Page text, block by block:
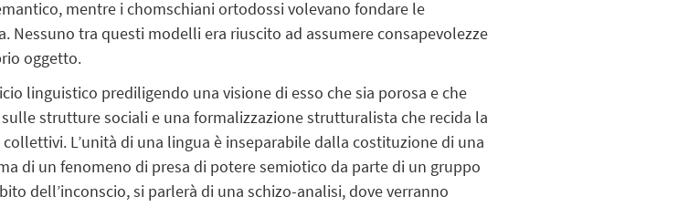
mentre i chomschiani ortodossi volevano fondare le
Nessuno tra questi modelli era riuscito ad assumere consapevolezze
oggetto.
linguistico prediligendo una visione di esso che sia porosa e che
strutture sociali e una formalizzazione strutturalista che recida la
L’unità di una lingua è inseparabile dalla costituzione di una
di un fenomeno di presa di potere semiotico da parte di un gruppo
dell’inconscio, si parlerà di una schizo-analisi, dove verranno